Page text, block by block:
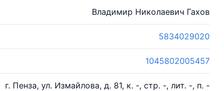
Владимир Николаевич Гахов
5834029020
1045802005457
г. Пенза, ул. Измайлова, д. 81, к. -, стр. -, лит. -, п. -